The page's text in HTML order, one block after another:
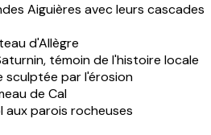
Aiguières avec leurs cascades
d'Allègre
témoin de l'histoire locale
sculptée par l'érosion
de Cal
aux parois rocheuses